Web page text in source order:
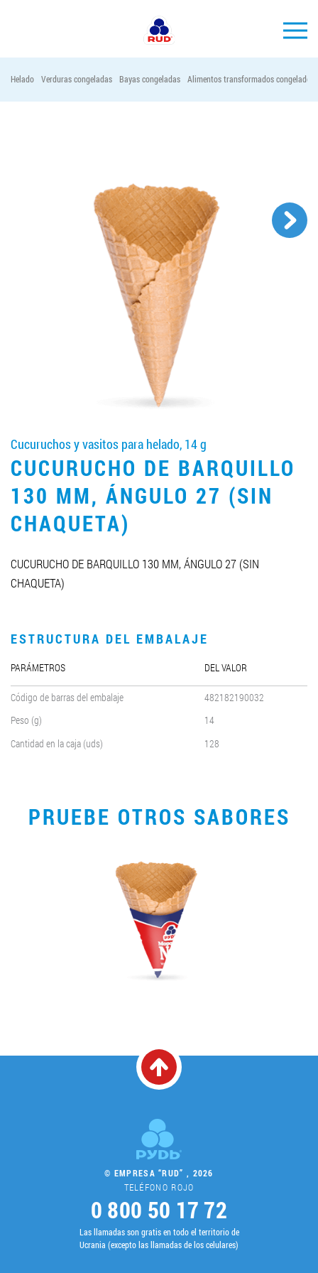
Contactos
Vacantes
PEDIR PRODUCTOS "RUD":
LLEGAR A SER SOCIO
0412 48 28 17
0412 42 29 23
Helado Verduras congeladas Bayas congeladas Alimentos transformados congelados
Cucuruchos y vasitos para helado, 14 g
CUCURUCHO DE BARQUILLO
130 MM, ÁNGULO 27 (SIN
CHAQUETA)
CUCURUCHO DE BARQUILLO 130 MM, ÁNGULO 27 (SIN
CHAQUETA)
ESTRUCTURA DEL EMBALAJE
PARÁMETROS DEL VALOR
Código de barras del embalaje
482182190032
Peso (g)
14
Cantidad en la caja (uds)
128
PRUEBE OTROS SABORES
© EMPRESA “RUD” , 2026
TELÉFONO ROJO
0 800 50 17 72
Las llamadas son gratis en todo el territorio de
Ucrania (excepto las llamadas de los celulares)